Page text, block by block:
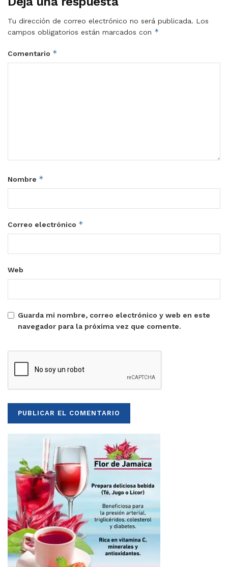
Tu dirección de correo electrónico no será publicada. Los
campos obligatorios están marcados con *
Comentario *
Nombre *
Correo electrónico *
Web
Guarda mi nombre, correo electrónico y web en este
navegador para la próxima vez que comente.